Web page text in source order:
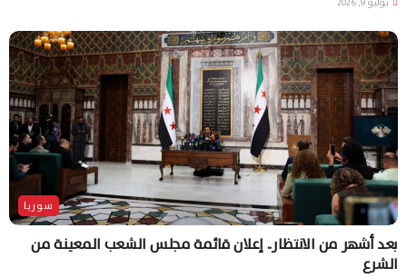
سوريا
بعد أشهر من الانتظار.. إعلان قائمة مجلس الشعب المعينة من
الشرع